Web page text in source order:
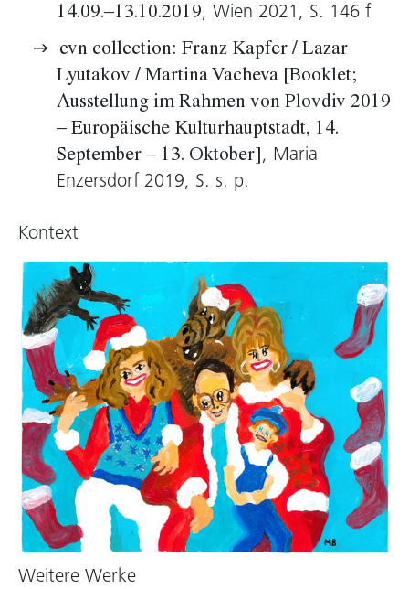
EVN Direktion in Maria Enzersdorf gezeigt.
evn sammlung, 2021
14.09.–13.10.2019, Wien 2021, S. 146 f
evn collection: Franz Kapfer / Lazar
Lyutakov / Martina Vacheva [Booklet;
Ausstellung im Rahmen von Plovdiv 2019
– Europäische Kulturhauptstadt, 14.
September – 13. Oktober] , Maria
Enzersdorf 2019, S. s. p.
Kontext
Weitere Werke